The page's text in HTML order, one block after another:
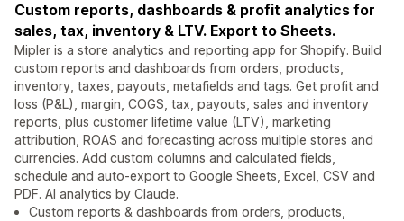
Custom reports, dashboards & profit analytics for
sales, tax, inventory & LTV. Export to Sheets.
Mipler is a store analytics and reporting app for Shopify. Build
custom reports and dashboards from orders, products,
inventory, taxes, payouts, metafields and tags. Get profit and
loss (P&L), margin, COGS, tax, payouts, sales and inventory
reports, plus customer lifetime value (LTV), marketing
attribution, ROAS and forecasting across multiple stores and
currencies. Add custom columns and calculated fields,
schedule and auto-export to Google Sheets, Excel, CSV and
PDF. AI analytics by Claude.
Custom reports & dashboards from orders, products,